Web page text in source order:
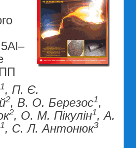
1, П. Є.
2, В. О. Березос1,
2, О. М. Пікулін1, А.
1, С. Л. Антонюк3